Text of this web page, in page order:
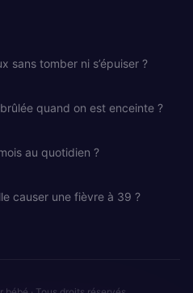
sans tomber ni s’épuiser ?
quand on est enceinte ?
au quotidien ?
causer une fièvre à 39 ?